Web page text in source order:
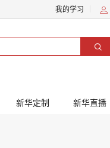
我的学习
新华定制 新华直播